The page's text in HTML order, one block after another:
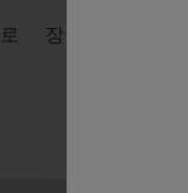
장인정신